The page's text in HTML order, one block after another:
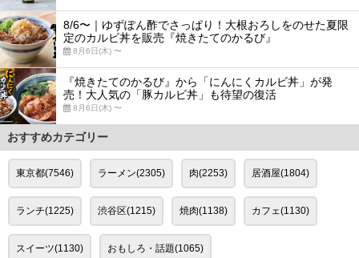
8/6〜｜ゆずぽん酢でさっぱり！大根おろしをのせた夏限
定のカルビ丼を販売『焼きたてのかるび』
8月6日(木) 〜
『焼きたてのかるび』から「にんにくカルビ丼」が発
売！大人気の「豚カルビ丼」も待望の復活
8月6日(木) 〜
おすすめカテゴリー
東京都(7546) ラーメン(2305) 肉(2253) 居酒屋(1804)
ランチ(1225) 渋谷区(1215) 焼肉(1138) カフェ(1130)
スイーツ(1130) おもしろ・話題(1065)